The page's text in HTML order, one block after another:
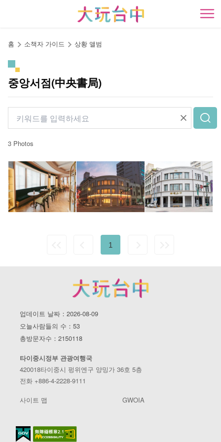
開
홈 소책자 가이드 상황 앨범
중앙서점(中央書局)
3 Photos
1
업데이트 날짜：2026-08-09
오늘사람들의 수：53
총방문자수：2150118
타이중시정부 관광여행국
420018타이중시 펑위엔구 양밍가 36호 5층
전화 +886-4-2228-9111
사이트 맵 GWOIA